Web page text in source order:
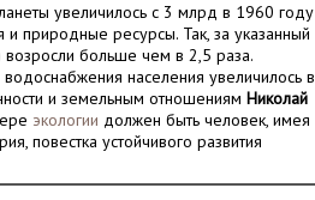
увеличилось с 3 млрд в 1960 году
и природные ресурсы. Так, за указанный
возросли больше чем в 2,5 раза.
населения увеличилось в
и земельным отношениямНиколай
экологии должен быть человек, имея
повестка устойчивого развития